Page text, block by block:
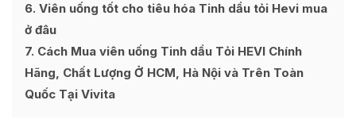
6 Viên uống tốt cho tiêu hóa Tinh dầu tỏi Hevi mua
ở đâu
7 Cách Mua viên uống Tinh dầu Tỏi HEVI Chính
Hãng, Chất Lượng Ở HCM, Hà Nội và Trên Toàn
Quốc Tại Vivita